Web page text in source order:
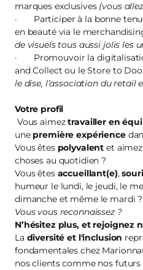
marques exclusives (vous
· Participer à la bonne
en beauté via le
de visuels tous aussi jolis les
· Promouvoir la
and Collect ou le Store to
le dise, l’association du retail
Votre profil
Vous aimeztravailler en
une première expérience
Vous êtes polyvalentet
choses au quotidien ?
Vous êtes accueillant(e),
humeur le lundi, le jeudi, le
dimanche et même le mardi ?
Vous vous reconnaissez ?
N’hésitez plus, et rejoignez
La diversité et l'inclusion
fondamentales chez
nos clients comme nos